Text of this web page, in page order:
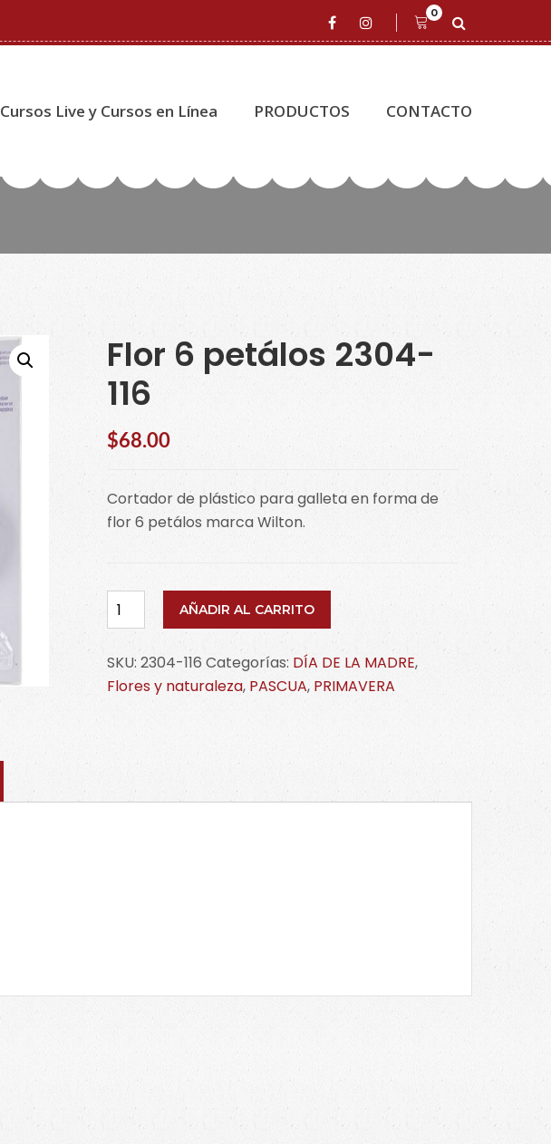
0
Cursos Live y Cursos en Línea PRODUCTOS CONTACTO
Flor 6 petálos 2304-
116
$68.00
Cortador de plástico para galleta en forma de
flor 6 petálos marca Wilton.
Flor
6
petálos
2304-
116
AÑADIR AL CARRITO
SKU:2304-116 Categorías: DÍA DE LA MADRE,
Flores y naturaleza, PASCUA, PRIMAVERA